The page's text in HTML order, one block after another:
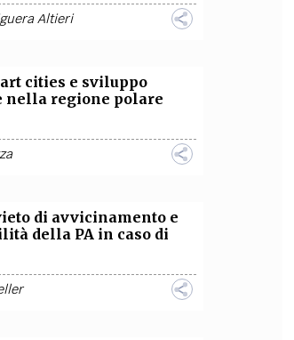
Altieri
cities e sviluppo
nella regione polare
di avvicinamento e
della PA in caso di